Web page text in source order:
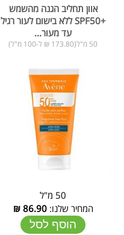
אוון תחליב הגנה מהשמש
+SPF50 ללא בישום לעור רגיל
עד מעור...
50 מ"ל(173.80 ₪ ל-100 מ"ל)
50 מ"ל
המחיר שלנו:86.90
₪
הוסף לסל